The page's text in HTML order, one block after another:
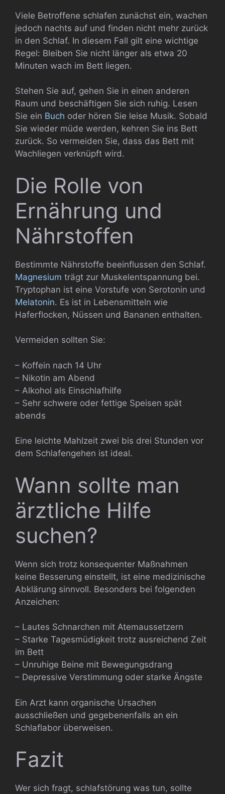
Viele Betroffene schlafen zunächst ein, wachen
jedoch nachts auf und finden nicht mehr zurück
in den Schlaf. In diesem Fall gilt eine wichtige
Regel: Bleiben Sie nicht länger als etwa 20
Minuten wach im Bett liegen.
Stehen Sie auf, gehen Sie in einen anderen
Raum und beschäftigen Sie sich ruhig. Lesen
Sie ein Buch oder hören Sie leise Musik. Sobald
Sie wieder müde werden, kehren Sie ins Bett
zurück. So vermeiden Sie, dass das Bett mit
Wachliegen verknüpft wird.
Die Rolle von
Ernährung und
Nährstoffen
Bestimmte Nährstoffe beeinflussen den Schlaf.
Magnesium trägt zur Muskelentspannung bei.
Tryptophan ist eine Vorstufe von Serotonin und
Melatonin. Es ist in Lebensmitteln wie
Haferflocken, Nüssen und Bananen enthalten.
Vermeiden sollten Sie:
– Koffein nach 14 Uhr
– Nikotin am Abend
– Alkohol als Einschlafhilfe
– Sehr schwere oder fettige Speisen spät
abends
Eine leichte Mahlzeit zwei bis drei Stunden vor
dem Schlafengehen ist ideal.
Wann sollte man
ärztliche Hilfe
suchen?
Wenn sich trotz konsequenter Maßnahmen
keine Besserung einstellt, ist eine medizinische
Abklärung sinnvoll. Besonders bei folgenden
Anzeichen:
– Lautes Schnarchen mit Atemaussetzern
– Starke Tagesmüdigkeit trotz ausreichend Zeit
im Bett
– Unruhige Beine mit Bewegungsdrang
– Depressive Verstimmung oder starke Ängste
Ein Arzt kann organische Ursachen
ausschließen und gegebenenfalls an ein
Schlaflabor überweisen.
Fazit
Wer sich fragt, schlafstörung was tun, sollte